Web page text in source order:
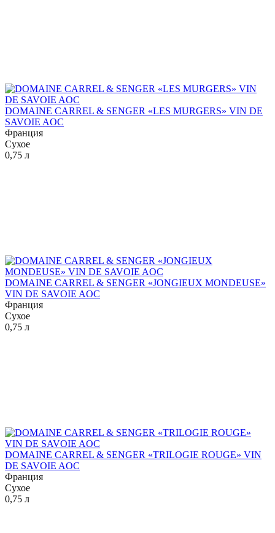
DOMAINE CARREL & SENGER «LES MURGERS» VIN DE
SAVOIE AOC
Франция
Сухое
0,75 л
DOMAINE CARREL & SENGER «JONGIEUX MONDEUSE»
VIN DE SAVOIE AOC
Франция
Сухое
0,75 л
DOMAINE CARREL & SENGER «TRILOGIE ROUGE» VIN
DE SAVOIE AOC
Франция
Сухое
0,75 л